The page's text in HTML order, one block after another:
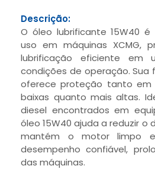
Descrição:
O óleo lubrificante 15W40
uso em máquinas XCMG,
lubrificação eficiente em
condições de operação. Sua
oferece proteção tanto em
baixas quanto mais altas.
diesel encontrados em
óleo 15W40 ajuda a reduzir o
mantém o motor limpo
desempenho confiável,
das máquinas.